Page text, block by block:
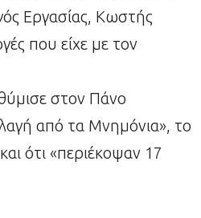
Εργασίας, Κωστής
που είχε με τον
στον Πάνο
από τα Μνημόνια», το
ότι «περιέκοψαν 17